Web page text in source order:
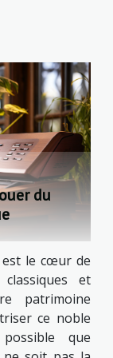
du
est le cœur de
et
patrimoine
ce noble
que